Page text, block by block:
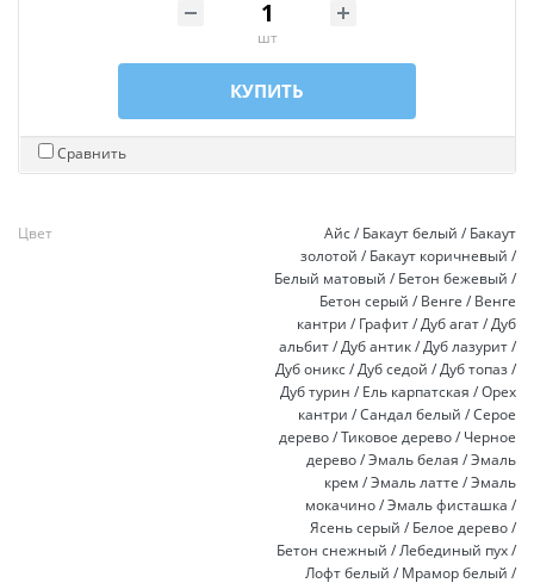
шт
КУПИТЬ
Сравнить
Цвет
Айс / Бакаут белый / Бакаут
золотой / Бакаут коричневый /
Белый матовый / Бетон бежевый /
Бетон серый / Венге / Венге
кантри / Графит / Дуб агат / Дуб
альбит / Дуб антик / Дуб лазурит /
Дуб оникс / Дуб седой / Дуб топаз /
Дуб турин / Ель карпатская / Орех
кантри / Сандал белый / Серое
дерево / Тиковое дерево / Черное
дерево / Эмаль белая / Эмаль
крем / Эмаль латте / Эмаль
мокачино / Эмаль фисташка /
Ясень серый / Белое дерево /
Бетон снежный / Лебединый пух /
Лофт белый / Мрамор белый /